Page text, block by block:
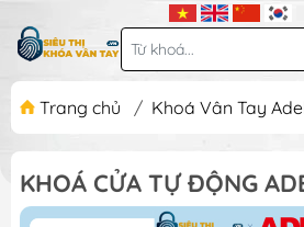
Trang chủ / Khoá Vân Tay
KHOÁ CỬA TỰ ĐỘNG